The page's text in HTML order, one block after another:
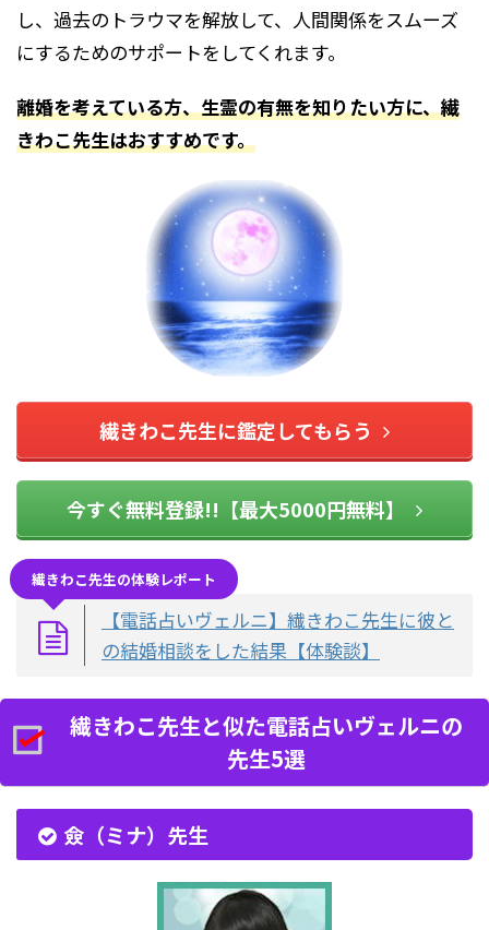
し、過去のトラウマを解放して、人間関係をスムーズ
にするためのサポートをしてくれます。
離婚を考えている方、生霊の有無を知りたい方に、繊
きわこ先生はおすすめです。
繊きわこ先生に鑑定してもらう
今すぐ無料登録!!【最大5000円無料】
繊きわこ先生の体験レポート
【電話占いヴェルニ】繊きわこ先生に彼と
の結婚相談をした結果【体験談】
繊きわこ先生と似た電話占いヴェルニの
先生5選
僉（ミナ）先生